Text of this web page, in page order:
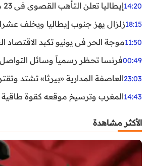
14:20إيطاليا تعلن التأهب القصوى في 23 مدينة بسبب موجة حر شديدة
18:15زلزال يهز جنوب إيطاليا ويخلف
11:50موجة الحر في يونيو تكبد الاقتصاد
00:49فرنسا تحظر رسمياً وسائل التواصل
23:03العاصفة المدارية «بيرثا» تشتد
14:43المغرب وترسيخ موقعه كقوة طاقية
الأكثر مشاهدة